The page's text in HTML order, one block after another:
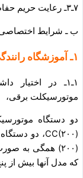
۷ـ۳ـ رعایت حریم حفاظتی امنیتی اماکن نظامی و انتظامی در شهرها.
ب ـ شرایط
۱ـ آموزشگاه رانندگی موتورسیکلت:
۱ـ۱ـ در
موتورسیکلت برقی،
دو دستگاه
(۲۰۰) همگی به
که مدل آنها بیش از